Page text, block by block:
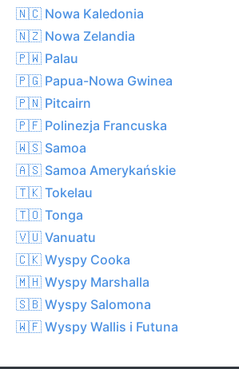
🇳🇨 Nowa Kaledonia
🇳🇿 Nowa Zelandia
🇵🇼 Palau
🇵🇬 Papua-Nowa Gwinea
🇵🇳 Pitcairn
🇵🇫 Polinezja Francuska
🇼🇸 Samoa
🇦🇸 Samoa Amerykańskie
🇹🇰 Tokelau
🇹🇴 Tonga
🇻🇺 Vanuatu
🇨🇰 Wyspy Cooka
🇲🇭 Wyspy Marshalla
🇸🇧 Wyspy Salomona
🇼🇫 Wyspy Wallis i Futuna